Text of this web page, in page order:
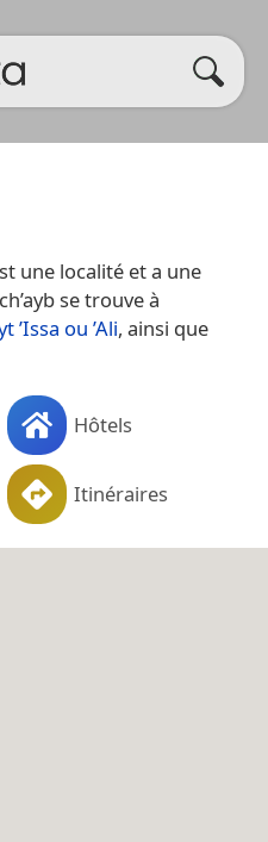
une localité et a une
se trouve à
’Issa ou ’Ali, ainsi que
Hôtels
Itinéraires